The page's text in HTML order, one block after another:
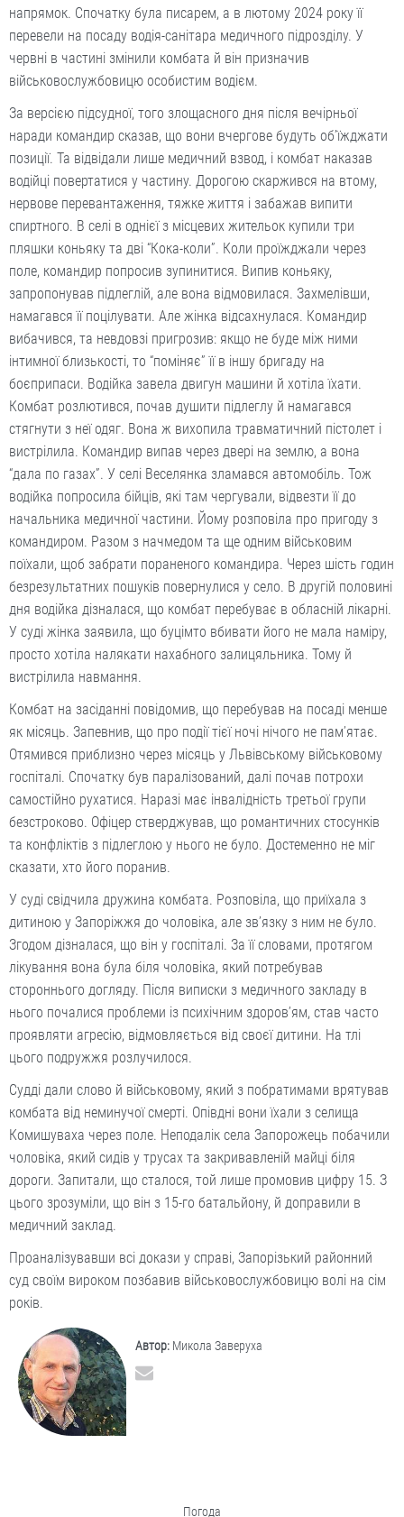
напрямок. Спочатку була писарем, а в лютому 2024 року її
перевели на посаду водія-санітара медичного підрозділу. У
червні в частині змінили комбата й він призначив
військовослужбовицю особистим водієм.
За версією підсудної, того злощасного дня після вечірньої
наради командир сказав, що вони вчергове будуть об’їжджати
позиції. Та відвідали лише медичний взвод, і комбат наказав
водійці повертатися у частину. Дорогою скаржився на втому,
нервове перевантаження, тяжке життя і забажав випити
спиртного. В селі в однієї з місцевих жительок купили три
пляшки коньяку та дві “Кока-коли”. Коли проїжджали через
поле, командир попросив зупинитися. Випив коньяку,
запропонував підлеглій, але вона відмовилася. Захмелівши,
намагався її поцілувати. Але жінка відсахнулася. Командир
вибачився, та невдовзі пригрозив: якщо не буде між ними
інтимної близькості, то “поміняє” її в іншу бригаду на
боєприпаси. Водійка завела двигун машини й хотіла їхати.
Комбат розлютився, почав душити підлеглу й намагався
стягнути з неї одяг. Вона ж вихопила травматичний пістолет і
вистрілила. Командир випав через двері на землю, а вона
“дала по газах”. У селі Веселянка зламався автомобіль. Тож
водійка попросила бійців, які там чергували, відвезти її до
начальника медичної частини. Йому розповіла про пригоду з
командиром. Разом з начмедом та ще одним військовим
поїхали, щоб забрати пораненого командира. Через шість годин
безрезультатних пошуків повернулися у село. В другій половині
дня водійка дізналася, що комбат перебуває в обласній лікарні.
У суді жінка заявила, що буцімто вбивати його не мала наміру,
просто хотіла налякати нахабного залицяльника. Тому й
вистрілила навмання.
Комбат на засіданні повідомив, що перебував на посаді менше
як місяць. Запевнив, що про події тієї ночі нічого не пам’ятає.
Отямився приблизно через місяць у Львівському військовому
госпіталі. Спочатку був паралізований, далі почав потрохи
самостійно рухатися. Наразі має інвалідність третьої групи
безстроково. Офіцер стверджував, що романтичних стосунків
та конфліктів з підлеглою у нього не було. Достеменно не міг
сказати, хто його поранив.
У суді свідчила дружина комбата. Розповіла, що приїхала з
дитиною у Запоріжжя до чоловіка, але зв’язку з ним не було.
Згодом дізналася, що він у госпіталі. За її словами, протягом
лікування вона була біля чоловіка, який потребував
стороннього догляду. Після виписки з медичного закладу в
нього почалися проблеми із психічним здоров’ям, став часто
проявляти агресію, відмовляється від своєї дитини. На тлі
цього подружжя розлучилося.
Судді дали слово й військовому, який з побратимами врятував
комбата від неминучої смерті. Опівдні вони їхали з селища
Комишуваха через поле. Неподалік села Запорожець побачили
чоловіка, який сидів у трусах та закривавленій майці біля
дороги. Запитали, що сталося, той лише промовив цифру 15. З
цього зрозуміли, що він з 15-го батальйону, й доправили в
медичний заклад.
Проаналізувавши всі докази у справі, Запорізький районний
суд своїм вироком позбавив військовослужбовицю волі на сім
років.
Автор: Микола Заверуха
Погода